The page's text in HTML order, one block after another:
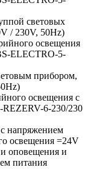
световых
/ 230V, 50Hz)
освещения
ELEСTRO-5-
прибором,
освещения с
6-230/230
напряжением
освещения =24V
оповещения и
питания